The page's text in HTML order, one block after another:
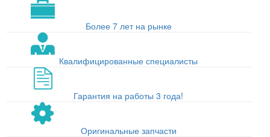
Более 7 лет на рынке
Квалифицированные специалисты
Гарантия на работы 3 года!
Оригинальные запчасти